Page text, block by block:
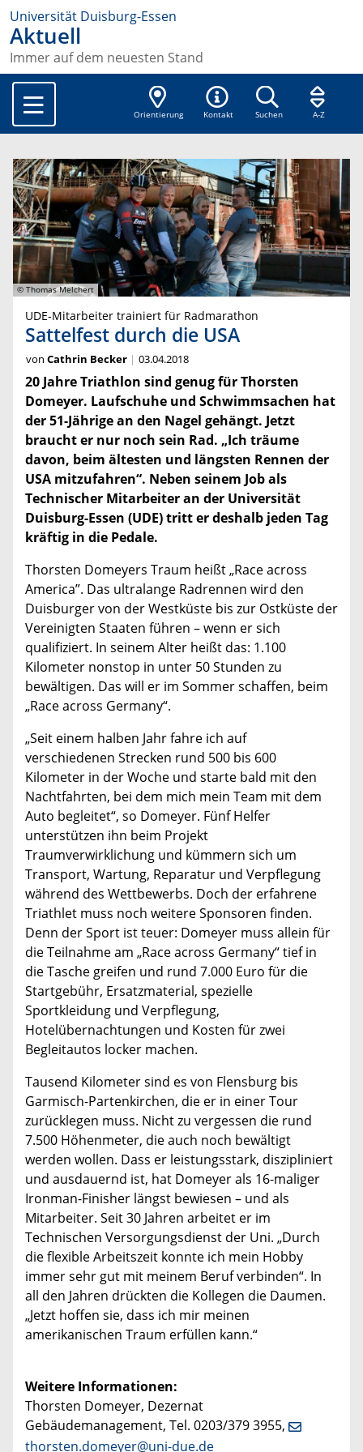
Universität Duisburg-Essen
Aktuell
Immer auf dem neuesten Stand
Orientierung Kontakt Suchen A-Z
© Thomas Melchert
UDE-Mitarbeiter trainiert für Radmarathon
Sattelfest durch die USA
von Cathrin Becker 03.04.2018
20 Jahre Triathlon sind genug für Thorsten
Domeyer. Laufschuhe und Schwimmsachen hat
der 51-Jährige an den Nagel gehängt. Jetzt
braucht er nur noch sein Rad. „Ich träume
davon, beim ältesten und längsten Rennen der
USA mitzufahren“. Neben seinem Job als
Technischer Mitarbeiter an der Universität
Duisburg-Essen (UDE) tritt er deshalb jeden Tag
kräftig in die Pedale.
Thorsten Domeyers Traum heißt „Race across
America”. Das ultralange Radrennen wird den
Duisburger von der Westküste bis zur Ostküste der
Vereinigten Staaten führen – wenn er sich
qualifiziert. In seinem Alter heißt das: 1.100
Kilometer nonstop in unter 50 Stunden zu
bewältigen. Das will er im Sommer schaffen, beim
„Race across Germany“.
„Seit einem halben Jahr fahre ich auf
verschiedenen Strecken rund 500 bis 600
Kilometer in der Woche und starte bald mit den
Nachtfahrten, bei dem mich mein Team mit dem
Auto begleitet“, so Domeyer. Fünf Helfer
unterstützen ihn beim Projekt
Traumverwirklichung und kümmern sich um
Transport, Wartung, Reparatur und Verpflegung
während des Wettbewerbs. Doch der erfahrene
Triathlet muss noch weitere Sponsoren finden.
Denn der Sport ist teuer: Domeyer muss allein für
die Teilnahme am „Race across Germany“ tief in
die Tasche greifen und rund 7.000 Euro für die
Startgebühr, Ersatzmaterial, spezielle
Sportkleidung und Verpflegung,
Hotelübernachtungen und Kosten für zwei
Begleitautos locker machen.
Tausend Kilometer sind es von Flensburg bis
Garmisch-Partenkirchen, die er in einer Tour
zurücklegen muss. Nicht zu vergessen die rund
7.500 Höhenmeter, die auch noch bewältigt
werden wollen. Dass er leistungsstark, diszipliniert
und ausdauernd ist, hat Domeyer als 16-maliger
Ironman-Finisher längst bewiesen – und als
Mitarbeiter. Seit 30 Jahren arbeitet er im
Technischen Versorgungsdienst der Uni. „Durch
die flexible Arbeitszeit konnte ich mein Hobby
immer sehr gut mit meinem Beruf verbinden“. In
all den Jahren drückten die Kollegen die Daumen.
„Jetzt hoffen sie, dass ich mir meinen
amerikanischen Traum erfüllen kann.“
Weitere Informationen:
Thorsten Domeyer, Dezernat
Gebäudemanagement, Tel. 0203/379 3955,
thorsten.domeyer@uni-due.de